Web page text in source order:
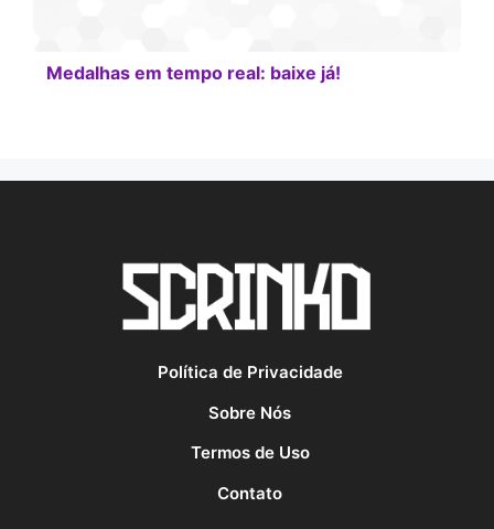
Medalhas em tempo real: baixe já!
Política de Privacidade
Sobre Nós
Termos de Uso
Contato